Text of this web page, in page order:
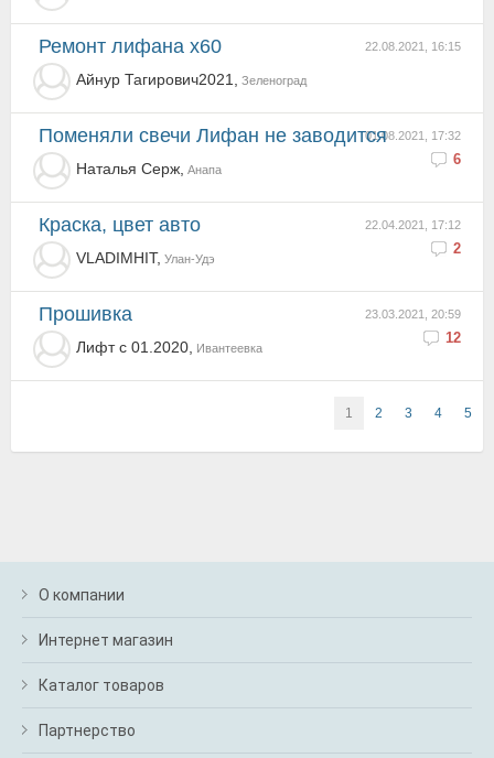
22.08.2021, 16:15
ремонт лифана х60
Айнур Тагирович2021, Зеленоград
01.08.2021, 17:32
6
Поменяли свечи Лифан не заводится
Наталья Серж, Анапа
22.04.2021, 17:12
2
Краска, цвет авто
VLADIMHIT, Улан-Удэ
23.03.2021, 20:59
12
Прошивка
Лифт с 01.2020, Ивантеевка
1 2 3 4 5
О компании
Интернет магазин
Каталог товаров
Партнерство